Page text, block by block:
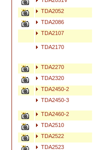
TDA2052
TDA2086
TDA2107
TDA2170
TDA2270
TDA2320
TDA2450-2
TDA2450-3
TDA2460-2
TDA2510
TDA2522
TDA2523